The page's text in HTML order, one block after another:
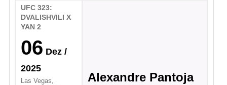
UFC 323:
DVALISHVILI X
YAN 2
06 Dez/
2025
Las Vegas,
Alexandre Pantoja